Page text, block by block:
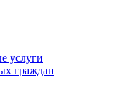
услуги
граждан